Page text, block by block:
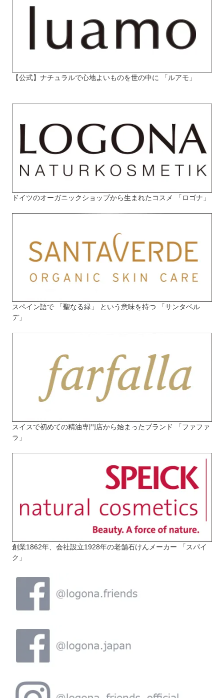
【公式】ナチュラルで心地よいものを世の中に 「ルアモ」
ドイツのオーガニックショップから生まれたコスメ 「ロゴナ」
スペイン語で 「聖なる緑」 という意味を持つ 「サンタベル
デ」
スイスで初めての精油専門店から始まったブランド 「ファファ
ラ」
創業1862年、会社設立1928年の老舗石けんメーカー 「スパイ
ク」